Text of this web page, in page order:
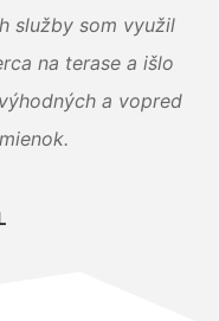
služby som využil
na terase a išlo
a vopred